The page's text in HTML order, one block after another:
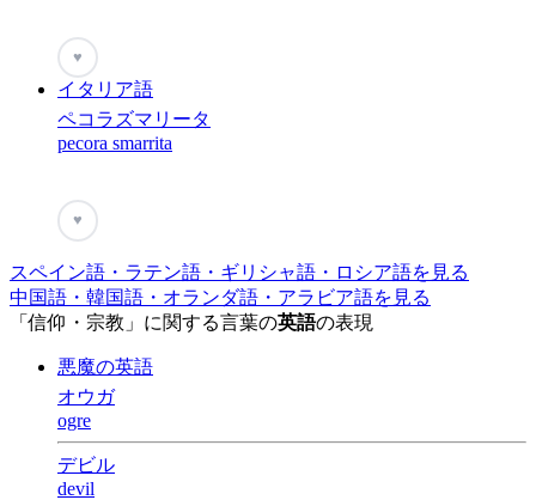
♥
イタリア語
ペコラズマリータ
pecora smarrita
♥
スペイン語・ラテン語・ギリシャ語・ロシア語を見る
中国語・韓国語・オランダ語・アラビア語を見る
「信仰・宗教」に関する言葉の英語の表現
悪魔の英語
オウガ
ogre
デビル
devil